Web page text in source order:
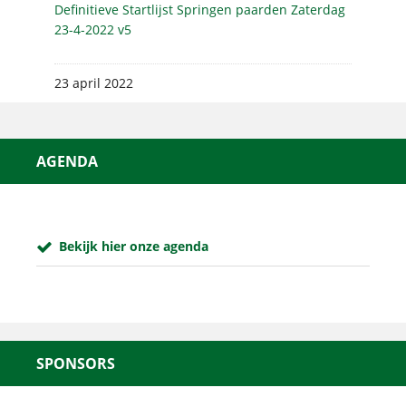
Definitieve Startlijst Springen paarden Zaterdag
23-4-2022 v5
23 april 2022
AGENDA
Bekijk hier onze agenda
SPONSORS